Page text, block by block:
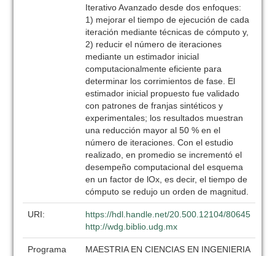
Iterativo Avanzado desde dos enfoques:
1) mejorar el tiempo de ejecución de cada
iteración mediante técnicas de cómputo y,
2) reducir el número de iteraciones
mediante un estimador inicial
computacionalmente eficiente para
determinar los corrimientos de fase. El
estimador inicial propuesto fue validado
con patrones de franjas sintéticos y
experimentales; los resultados muestran
una reducción mayor al 50 % en el
número de iteraciones. Con el estudio
realizado, en promedio se incrementó el
desempeño computacional del esquema
en un factor de lOx, es decir, el tiempo de
cómputo se redujo un orden de magnitud.
URI:
https://hdl.handle.net/20.500.12104/80645
http://wdg.biblio.udg.mx
Programa
MAESTRIA EN CIENCIAS EN INGENIERIA